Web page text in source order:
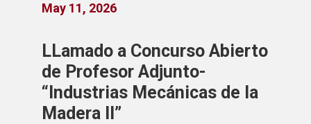
May 11, 2026
LLamado a Concurso Abierto
de Profesor Adjunto-
“Industrias Mecánicas de la
Madera II”